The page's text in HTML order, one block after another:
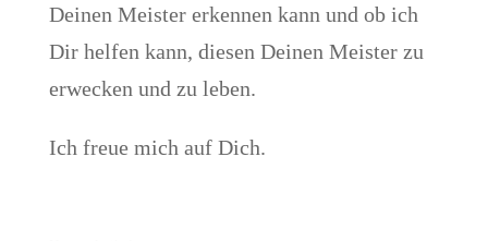
Deinen Meister erkennen kann und ob ich
Dir helfen kann, diesen Deinen Meister zu
erwecken und zu leben.
Ich freue mich auf Dich.